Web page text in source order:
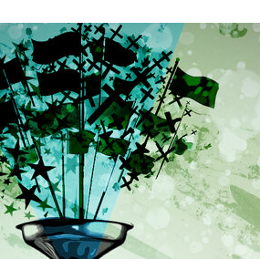
COMPLICIDAD COLONIAL
sábado, marzo 15, 2025